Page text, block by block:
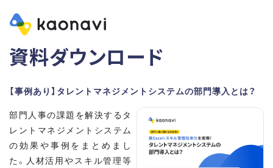
資料ダウンロード
【事例あり】タレントマネジメントシステムの部門導入とは？
部門人事の課題を解決するタ
レントマネジメントシステム
の効果や事例をまとめまし
た。人材活用やスキル管理等